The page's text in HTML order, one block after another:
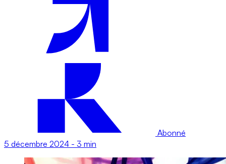
Abonné
5 décembre 2024 - 3 min